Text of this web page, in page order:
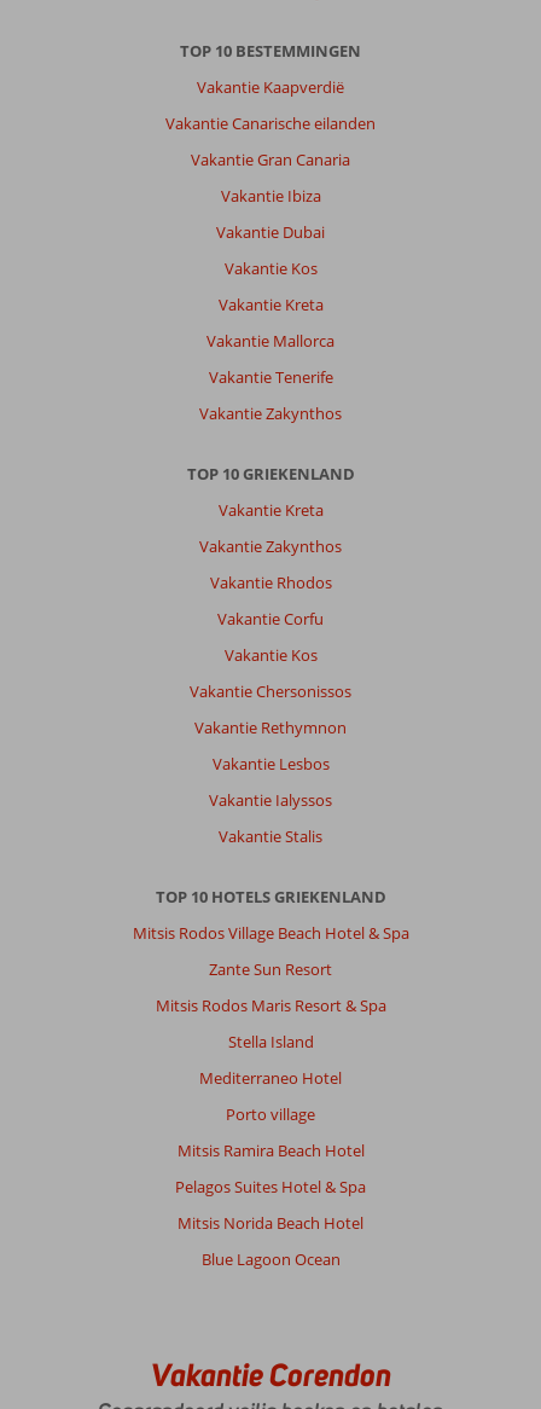
TOP 10 BESTEMMINGEN
Vakantie Kaapverdië
Vakantie Canarische eilanden
Vakantie Gran Canaria
Vakantie Ibiza
Vakantie Dubai
Vakantie Kos
Vakantie Kreta
Vakantie Mallorca
Vakantie Tenerife
Vakantie Zakynthos
TOP 10 GRIEKENLAND
Vakantie Kreta
Vakantie Zakynthos
Vakantie Rhodos
Vakantie Corfu
Vakantie Kos
Vakantie Chersonissos
Vakantie Rethymnon
Vakantie Lesbos
Vakantie Ialyssos
Vakantie Stalis
TOP 10 HOTELS GRIEKENLAND
Mitsis Rodos Village Beach Hotel & Spa
Zante Sun Resort
Mitsis Rodos Maris Resort & Spa
Stella Island
Mediterraneo Hotel
Porto village
Mitsis Ramira Beach Hotel
Pelagos Suites Hotel & Spa
Mitsis Norida Beach Hotel
Blue Lagoon Ocean
Vakantie Corendon